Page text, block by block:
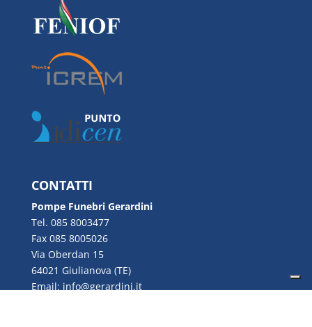
CONTATTI
Pompe Funebri Gerardini
Tel. 085 8003477
Fax 085 8005026
Via Oberdan 15
64021 Giulianova (TE)
Email: info@gerardini.it